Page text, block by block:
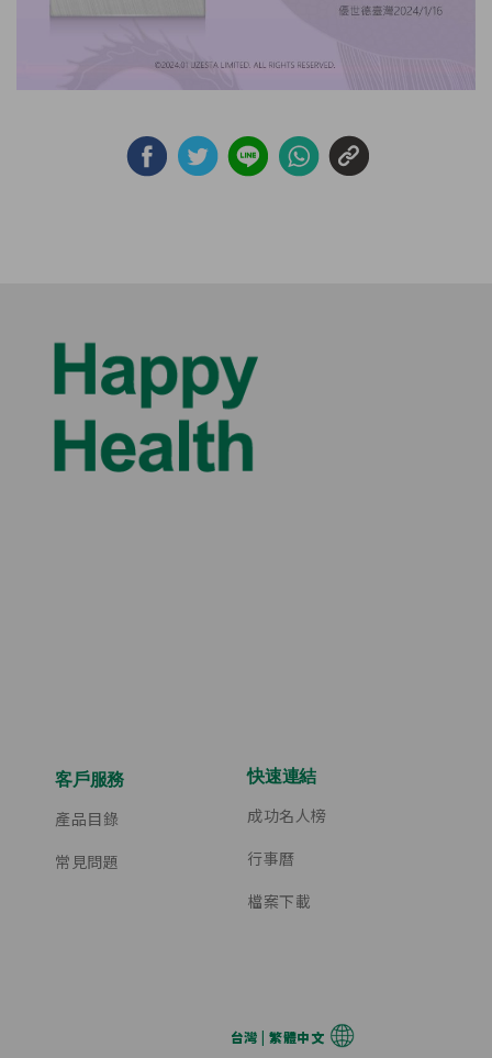
客戶服務
產品目錄
常見問題
快速連結
成功名人榜
行事曆
檔案下載
台灣 | 繁體中文